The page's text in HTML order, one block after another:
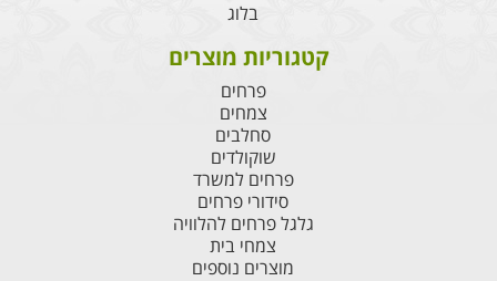
בלוג
קטגוריות מוצרים
פרחים
צמחים
סחלבים
שוקולדים
פרחים למשרד
סידורי פרחים
גלגל פרחים להלוויה
צמחי בית
מוצרים נוספים